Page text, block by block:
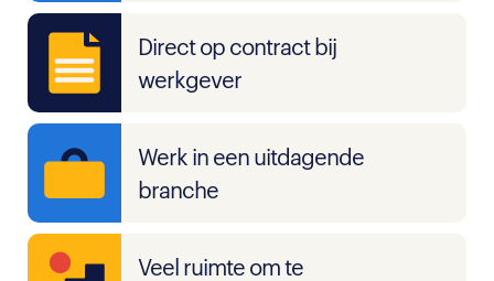
Direct op contract bij
werkgever
Werk in een uitdagende
branche
Veel ruimte om te